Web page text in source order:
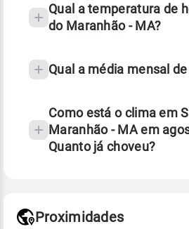
Qual a temperatura de
do Maranhão - MA?
Qual a média mensal
Como está o clima em
Maranhão - MA em
Quanto já choveu?
Proximidades